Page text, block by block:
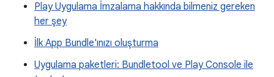
Play Uygulama İmzalama hakkında bilmeniz gereken
her şey
İlk App Bundle'ınızı oluşturma
Uygulama paketleri: Bundletool ve Play Console ile